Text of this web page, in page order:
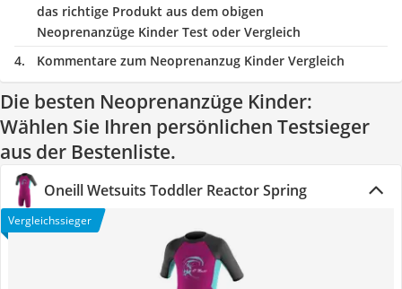
das richtige Produkt aus dem obigen
Neoprenanzüge Kinder Test oder Vergleich
Kommentare zum Neoprenanzug Kinder Vergleich
Die besten Neoprenanzüge Kinder:
Wählen Sie Ihren persönlichen Testsieger
aus der Bestenliste.
Oneill Wetsuits Toddler Reactor Spring
Vergleichssieger